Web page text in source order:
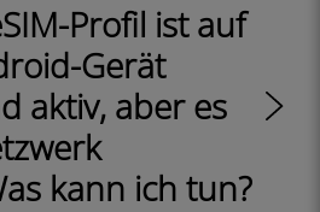
Profil ist auf
Gerät
aktiv, aber es
kann ich tun?